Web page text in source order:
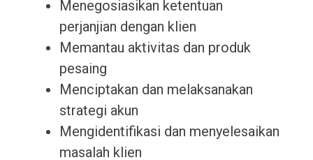
Menegosiasikan ketentuan
perjanjian dengan klien
Memantau aktivitas dan produk
pesaing
Menciptakan dan melaksanakan
strategi akun
Mengidentifikasi dan menyelesaikan
masalah klien